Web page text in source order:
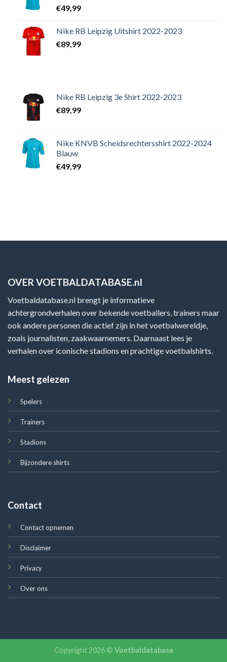
€49,99
Nike RB Leipzig Uitshirt 2022-2023
€89,99
Nike RB Leipzig 3e Shirt 2022-2023
€89,99
Nike KNVB Scheidsrechtersshirt 2022-2024
Blauw
€49,99
OVER VOETBALDATABASE.nl
Voetbaldatabase.nl brengt je informatieve
achtergrondverhalen over bekende voetballers, trainers maar
ook andere personen die actief zijn in het voetbalwereldje,
zoals journalisten, zaakwaarnemers. Daarnaast lees je
verhalen over iconische stadions en prachtige voetbalshirts.
Meest gelezen
Spelers
Trainers
Stadions
Bijzondere shirts
Contact
Contact opnemen
Disclaimer
Privacy
Over ons
Copyright 2026 © Voetbaldatabase